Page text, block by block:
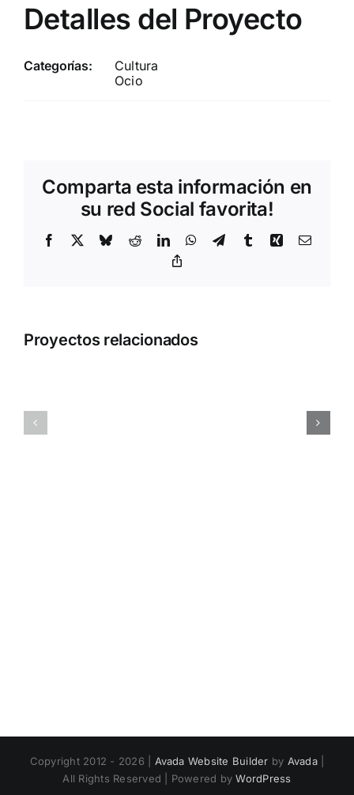
Detalles del Proyecto
Categorías:
Cultura
Ocio
Comparta esta información en
su red Social favorita!
Facebook BlueskyRedditLinkedInWhatsApp
TelegramTumblrXing Correo
Proyectos relacionados
Festival
Starlite
Copyright 2012 - 2026 | Avada Website Builder by Avada|
All Rights Reserved | Powered byWordPress